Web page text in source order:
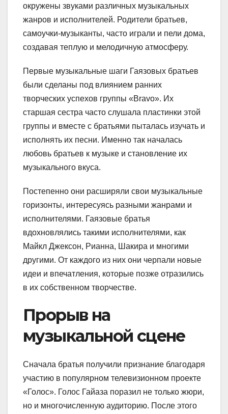
окружены звуками различных музыкальных
жанров и исполнителей. Родители братьев,
самоучки-музыканты, часто играли и пели дома,
создавая теплую и мелодичную атмосферу.
Первые музыкальные шаги Гаязовых братьев
были сделаны под влиянием ранних
творческих успехов группы «Bravo». Их
старшая сестра часто слушала пластинки этой
группы и вместе с братьями пыталась изучать и
исполнять их песни. Именно так началась
любовь братьев к музыке и становление их
музыкального вкуса.
Постепенно они расширяли свои музыкальные
горизонты, интересуясь разными жанрами и
исполнителями. Гаязовые братья
вдохновлялись такими исполнителями, как
Майкл Джексон, Рианна, Шакира и многими
другими. От каждого из них они черпали новые
идеи и впечатления, которые позже отразились
в их собственном творчестве.
Прорыв на
музыкальной сцене
Сначала братья получили признание благодаря
участию в популярном телевизионном проекте
«Голос». Голос Гайаза поразил не только жюри,
но и многочисленную аудиторию. После этого